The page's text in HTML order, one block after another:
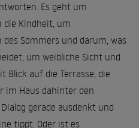
Es geht um
die Kindheit, um
Sommers und darum, was
um weibliche Sicht und
Blick auf die Terrasse, die
im Haus dahinter den
gerade ausdenkt und
tippt. Oder ist es